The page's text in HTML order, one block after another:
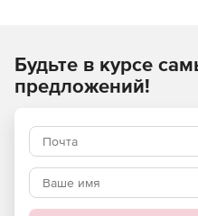
Будьте в курсе
предложений!